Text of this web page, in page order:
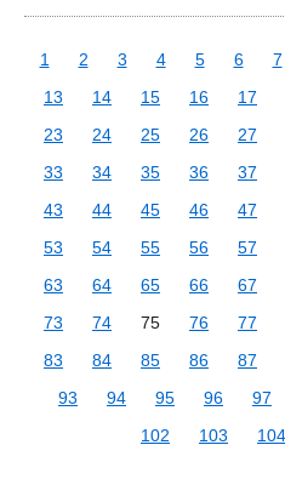
1 2 3 4 5 6 7
13
14 15 16 17
23
24 25 26 27
33
34 35 36 37
43
44 45 46 47
53
54 55 56 57
63
64 65 66 67
73
74 75 76 77
83
84 85 86 87
93
94 95 96 97
102
103 104